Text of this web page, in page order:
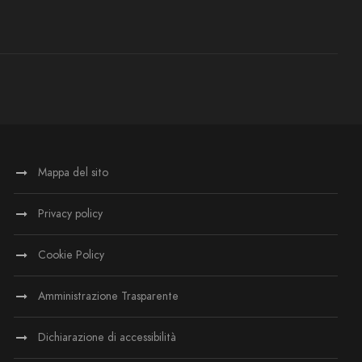
Mappa del sito
Privacy policy
Cookie Policy
Amministrazione Trasparente
Dichiarazione di accessibilità